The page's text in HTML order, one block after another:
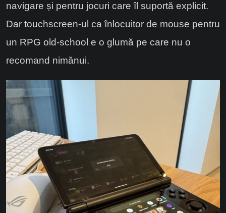
navigare și pentru jocuri care îl suportă explicit.
Dar touchscreen-ul ca înlocuitor de mouse pentru
un RPG old-school e o glumă pe care nu o
recomand nimănui.